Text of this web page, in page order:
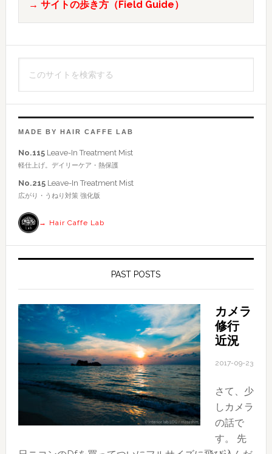
イ
バ
ー
→ サイトの歩き方（Field Guide）
ト
検
す
MADE BY HAIR CAFFE LAB
No.115Leave-In Treatment Mist
軽仕上げ。デイリーケア・熱保護
No.215Leave-In Treatment Mist
広がり・うねり対策 強化版
→ Hair Caffe Lab
PAST POSTS
カメラ
修行
近況
2017-09-23
さて、少
しカメラ
の話で
す。 先